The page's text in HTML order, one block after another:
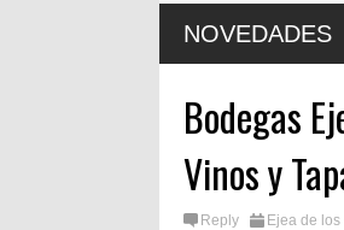
NOVEDADES
ESCAPE ROOM DE MUCHO MIEDO EN
Bodegas
Vinos y
Reply Ejea de